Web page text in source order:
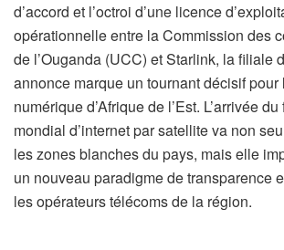
d’accord et l’octroi d’une licence
opérationnelle entre la Commission des
de l’Ouganda (UCC) et Starlink, la filiale
annonce marque un tournant décisif pour
numérique d’Afrique de l’Est. L’arrivée
mondial d’internet par satellite va non
les zones blanches du pays, mais elle
un nouveau paradigme de transparence
les opérateurs télécoms de la région.